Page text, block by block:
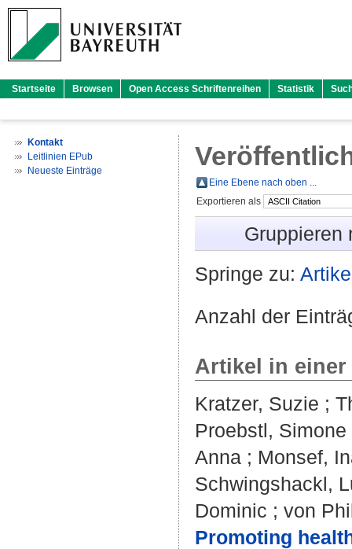
Startseite Browsen Open Access Schriftenreihen Statistik
Kontakt
Leitlinien EPub
Neueste Einträge
Eine Ebene nach oben ...
Exportieren als
Gruppieren
Springe zu:
Anzahl der
Artikel in
Kratzer, Suzie ;
Proebstl, Simone
Anna ; Monsef,
Schwingshackl,
Dominic ; von
Promoting